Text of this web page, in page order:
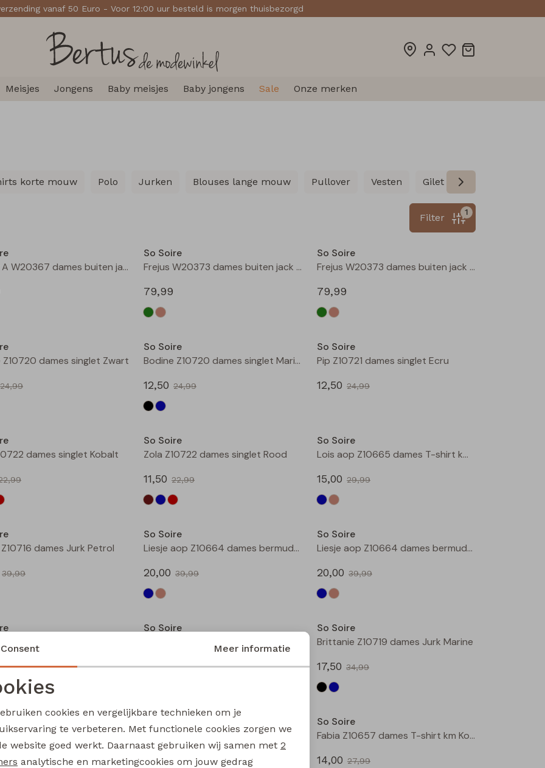
vanaf 50 Euro - Voor 12:00 uur besteld is morgen thuisbezorgd
Meisjes Jongens Baby meisjes Baby jongens Sale Onze merken
korte mouw Polo Jurken Blouses lange mouw Pullover Vesten Gilet spencers
1
Filter
Boxing A W20367 dames buiten jack Blauw midden
So Soire
Frejus W20373 dames buiten jack Groen
79,99
So Soire
Frejus W20373 dames buiten jack Ecru naturel
79,99
Z10720 dames singlet Zwart
24,99
So Soire
Bodine Z10720 dames singlet Marine
12,50 24,99
So Soire
Pip Z10721 dames singlet Ecru
12,50 24,99
dames singlet Kobalt
So Soire
Zola Z10722 dames singlet Rood
11,50 22,99
So Soire
Lois aop Z10665 dames T-shirt km Indigo
15,00 29,99
dames Jurk Petrol
39,99
So Soire
Liesje aop Z10664 dames bermuda Indigo
20,00 39,99
So Soire
Liesje aop Z10664 dames bermuda Taupe
20,00 39,99
34,99
So Soire
17,50 34,99
So Soire
Brittanie Z10719 dames Jurk Marine
17,50 34,99
Lianna Z10669 dames piraat Groen licht
39,99
10,00
19,99
So Soire
Fabia Z10657 dames T-shirt km Kobalt
14,00 27,99
cookies
cookies Marketing cookies
Consent Meer informatie
cookies en vergelijkbare technieken om je
te verbeteren. Met functionele cookies zorgen we
website goed werkt. Daarnaast gebruiken wij samen met 2
analytische en marketingcookies om jouw gedrag